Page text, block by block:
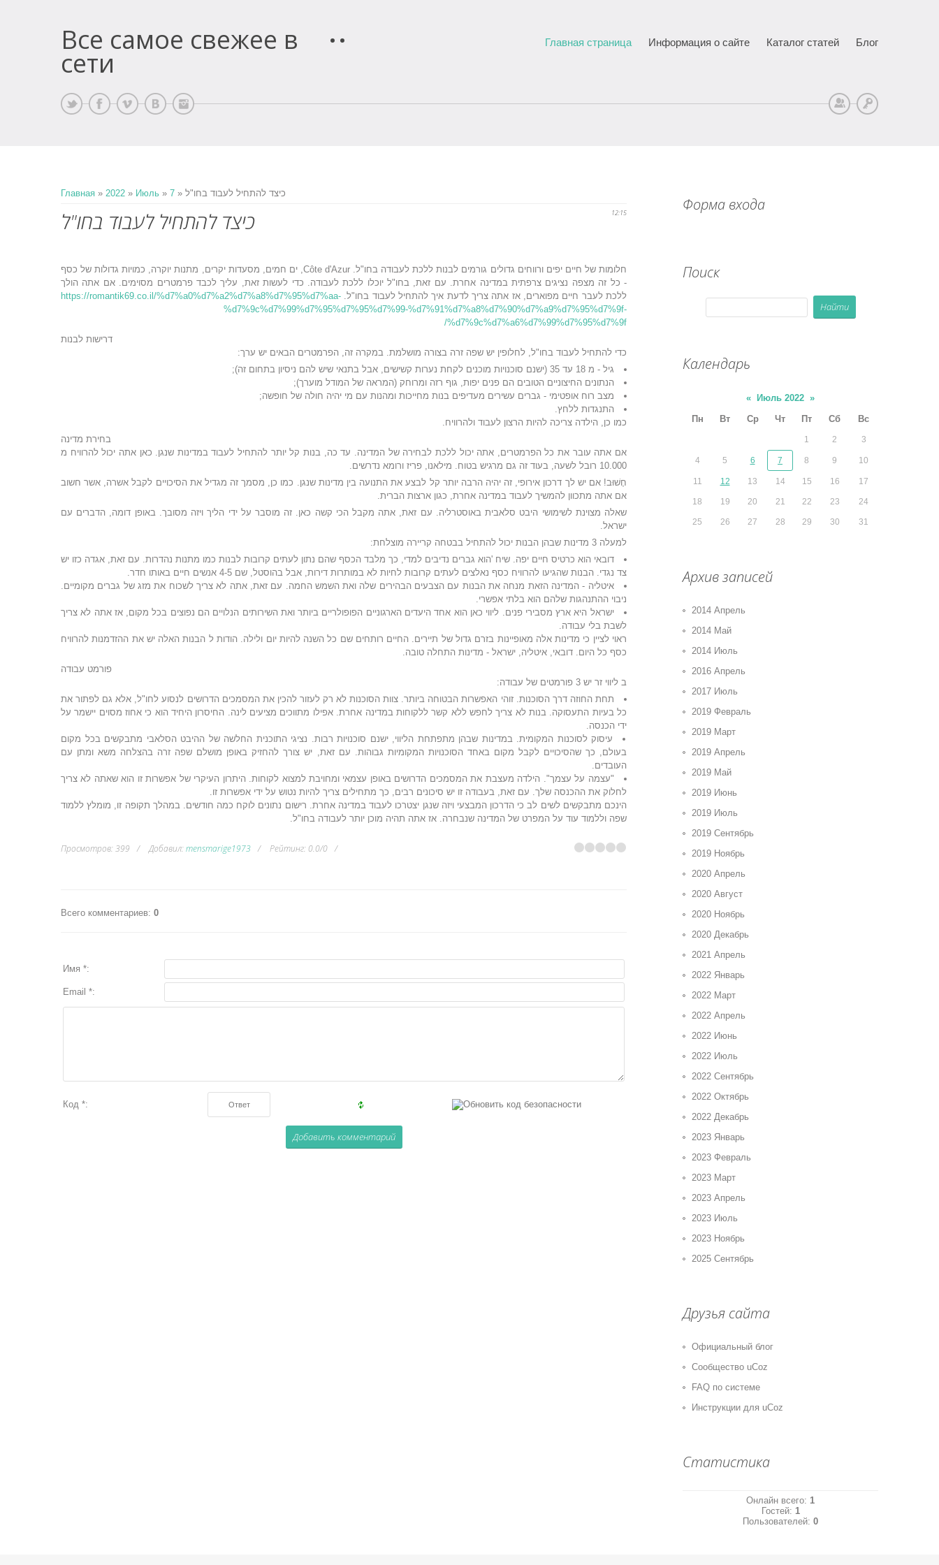
Все самое свежее в
сети
Главная страница Информация о сайте Каталог статей Блог
Регистрация
Главная » 2022 » Июль » 7 » כיצד להתחיל לעבוד בחו"ל
12:15 כיצד להתחיל לעבוד בחו"ל
חלומות של חיים יפים ורווחים גדולים גורמים לבנות ללכת לעבודה בחו"ל. Côte d'Azur, ים חמים, מסעדות יקרים, מתנות יוקרה, כמויות גדולות של כסף
- כל זה מצפה נציגים צרפתית במדינה אחרת. עם זאת, בחו"ל יוכלו ללכת לעבודה. כדי לעשות זאת, עליך לכבד פרמטרים מסוימים. אם אתה הולך
ללכת לעבר חיים מפוארים, אז אתה צריך לדעת איך להתחיל לעבוד בחו"ל. https://romantik69.co.il/%d7%a0%d7%a2%d7%a8%d7%95%d7%aa-
%d7%9c%d7%99%d7%95%d7%95%d7%99-%d7%91%d7%a8%d7%90%d7%a9%d7%95%d7%9f-
%d7%9c%d7%a6%d7%99%d7%95%d7%9f/
דרישות לבנות
כדי להתחיל לעבוד בחו"ל, לחלופין יש שפה זרה בצורה מושלמת. במקרה זה, הפרמטרים הבאים יש ערך:
גיל - מ 18 עד 35 (ישנם סוכנויות מוכנים לקחת נערות קשישים, אבל בתנאי שיש להם ניסיון בתחום זה);
הנתונים החיצוניים הטובים הם פנים יפות, גוף רזה ומרוחק (המראה של המודל מוערך);
מצב רוח אופטימי - גברים עשירים מעדיפים בנות מחייכות ומהנות עם מי יהיה חולה של חופשה;
התנגדות ללחץ.
כמו כן, הילדה צריכה להיות הרצון לעבוד ולהרוויח.
בחירת מדינה
אם אתה עובר את כל הפרמטרים, אתה יכול ללכת לבחירה של המדינה. עד כה, בנות קל יותר להתחיל לעבוד במדינות שנגן. כאן אתה יכול להרוויח מ
10.000 רובל לשעה, בעוד זה גם מרגיש בטוח. מילאנו, פריז ורומא נדרשים.
חָשׁוּב! אם יש לך דרכון אירופי, זה יהיה הרבה יותר קל לבצע את התנועה בין מדינות שנגן. כמו כן, מסמך זה מגדיל את הסיכויים לקבל אשרה, אשר חשוב
אם אתה מתכוון להמשיך לעבוד במדינה אחרת, כגון ארצות הברית.
שאלה מצוינת לשימושי היבט סלאבית באוסטרליה. עם זאת, אתה מקבל הכי קשה כאן. זה מוסבר על ידי הליך ויזה מסובך. באופן דומה, הדברים עם
ישראל.
למעלה 3 מדינות שבהן הבנות יכול להתחיל בבטחה קריירה מוצלחת:
דובאי הוא כרטיס חיים יפה. שיח 'הוא גברים נדיבים למדי, כך מלבד הכסף שהם נתון לעתים קרובות לבנות כמו מתנות נהדרות. עם זאת, אגדה כזו יש
צד נגדי. הבנות שהגיעו להרוויח כסף נאלצים לעתים קרובות לחיות לא במותרות דירות, אבל בהוסטל, שם 4-5 אנשים חיים באותו חדר.
איטליה - המדינה הזאת מנחה את הבנות עם הצבעים הבהירים שלה ואת השמש החמה. עם זאת, אתה לא צריך לשכוח את מזג של גברים מקומיים.
ניבוי ההתנהגות שלהם הוא בלתי אפשרי.
ישראל היא ארץ מסבירי פנים. ליווי כאן הוא אחד היעדים הארגוניים הפופולריים ביותר ואת השירותים הנלויים הם נפוצים בכל מקום, אז אתה לא צריך
לשבת בלי עבודה.
ראוי לציין כי מדינות אלה מאופיינות בזרם גדול של תיירים. החיים רותחים שם כל השנה להיות יום ולילה. הודות ל הבנות האלה יש את ההזדמנות להרוויח
כסף כל היום. דובאי, איטליה, ישראל - מדינות התחלה טובה.
פורמט עבודה
ב ליווי זר יש 3 פורמטים של עבודה:
תחת החוזה דרך הסוכנות. זוהי האפשרות הבטוחה ביותר. צוות הסוכנות לא רק לעזור להכין את המסמכים הדרושים לנסוע לחו"ל, אלא גם לפתור את
כל בעיות התעסוקה. בנות לא צריך לחפש ללא קשר ללקוחות במדינה אחרת. אפילו מתווכים מציעים לינה. החיסרון היחיד הוא כי אחוז מסוים יישמר על
ידי הכנסה.
עיסוק לסוכנות המקומית. במדינות שבהן מתפתחת הליווי, ישנם סוכנויות רבות. נציגי התוכנית החלשה של ההיבט הסלאבי מתבקשים בכל מקום
בעולם, כך שהסיכויים לקבל מקום באחד הסוכנויות המקומיות גבוהות. עם זאת, יש צורך להחזיק באופן מושלם שפה זרה בהצלחה משא ומתן עם
העובדים.
"עצמה על עצמך". הילדה מעצבת את המסמכים הדרושים באופן עצמאי ומחויבת למצוא לקוחות. היתרון העיקרי של אפשרות זו הוא שאתה לא צריך
לחלוק את ההכנסה שלך. עם זאת, בעבודה זו יש סיכונים רבים, כך מתחילים צריך להיות נטוש על ידי אפשרות זו.
הינכם מתבקשים לשים לב כי הדרכון המבצעי ויזה שנגן יצטרכו לעבוד במדינה אחרת. רישום נתונים לוקח כמה חודשים. במהלך תקופה זו, מומלץ ללמוד
שפה וללמוד עוד על המפרט של המדינה שנבחרה. אז אתה תהיה מוכן יותר לעבודה בחו"ל.
Просмотров:399 Добавил:mensmarige1973 Рейтинг: 0.0/0
Всего комментариев: 0
Имя *:
Email *:
Код *:
Форма входа
Поиск
Календарь
« Июль 2022 »
Пн
Вт Ср Чт Пт Сб Вс
1 2 3
4 5 6 7 8 9 10
11 12 13 14 15 16 17
18 19 20 21 22 23 24
25 26 27 28 29 30 31
Архив записей
2014 Апрель
2014 Май
2014 Июль
2016 Апрель
2017 Июль
2019 Февраль
2019 Март
2019 Апрель
2019 Май
2019 Июнь
2019 Июль
2019 Сентябрь
2019 Ноябрь
2020 Апрель
2020 Август
2020 Ноябрь
2020 Декабрь
2021 Апрель
2022 Январь
2022 Март
2022 Апрель
2022 Июнь
2022 Июль
2022 Сентябрь
2022 Октябрь
2022 Декабрь
2023 Январь
2023 Февраль
2023 Март
2023 Апрель
2023 Июль
2023 Ноябрь
2025 Сентябрь
Друзья сайта
Официальный блог
Сообщество uCoz
FAQ по системе
Инструкции для uCoz
Статистика
Онлайн всего: 1
Гостей: 1
Пользователей: 0